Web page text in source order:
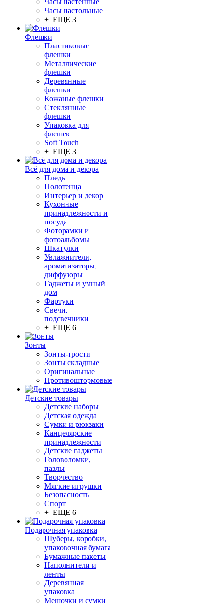
Часы настенные
Часы настольные
+ ЕЩЕ 3
Флешки
Пластиковые
флешки
Металлические
флешки
Деревянные
флешки
Кожаные флешки
Стеклянные
флешки
Упаковка для
флешек
Soft Touch
+ ЕЩЕ 3
Всё для дома и декора
Пледы
Полотенца
Интерьер и декор
Кухонные
принадлежности и
посуда
Фоторамки и
фотоальбомы
Шкатулки
Увлажнители,
ароматизаторы,
диффузоры
Гаджеты и умный
дом
Фартуки
Свечи,
подсвечники
+ ЕЩЕ 6
Зонты
Зонты-трости
Зонты складные
Оригинальные
Противоштормовые
Детские товары
Детские наборы
Детская одежда
Сумки и рюкзаки
Канцелярские
принадлежности
Детские гаджеты
Головоломки,
пазлы
Творчество
Мягкие игрушки
Безопасность
Спорт
+ ЕЩЕ 6
Подарочная упаковка
Шуберы, коробки,
упаковочная бумага
Бумажные пакеты
Наполнители и
ленты
Деревянная
упаковка
Мешочки и сумки